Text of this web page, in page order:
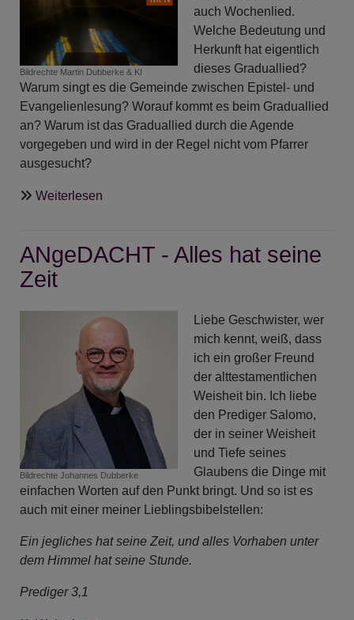
zur
Sternenausstellung
Bildrechte Martin Dubberke & KI
auch Wochenlied.
Welche Bedeutung und
Herkunft hat eigentlich
dieses Graduallied?
Warum singt es die Gemeinde zwischen Epistel- und
Evangelienlesung? Worauf kommt es beim Graduallied
an? Warum ist das Graduallied durch die Agende
vorgegeben und wird in der Regel nicht vom Pfarrer
ausgesucht?
Weiterlesen
Graduallied
ANgeDACHT - Alles hat seine
Zeit
Bildrechte Johannes Dubberke
Liebe Geschwister, wer
mich kennt, weiß, dass
ich ein großer Freund
der alttestamentlichen
Weisheit bin. Ich liebe
den Prediger Salomo,
der in seiner Weisheit
und Tiefe seines
Glaubens die Dinge mit
einfachen Worten auf den Punkt bringt. Und so ist es
auch mit einer meiner Lieblingsbibelstellen:
Ein jegliches hat seine Zeit, und alles Vorhaben unter
dem Himmel hat seine Stunde.
Prediger 3,1